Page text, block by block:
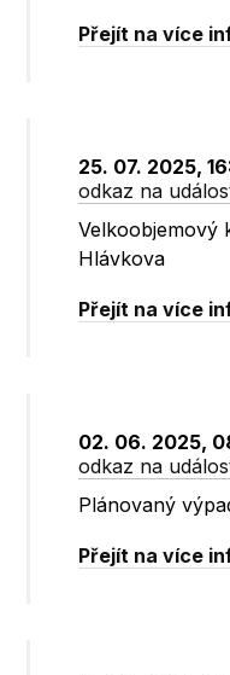
Přejít na více
25. 07. 2025,
odkaz na
Velkoobjemový
Hlávkova
Přejít na více
02. 06. 2025,
odkaz na
Plánovaný
Přejít na více